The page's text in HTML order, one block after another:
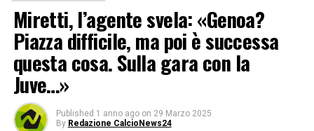
Miretti, l’agente svela: «Genoa?
Piazza difficile, ma poi è successa
questa cosa. Sulla gara con la
Juve…»
Published 1 anno ago on 29 Marzo 2025
By Redazione CalcioNews24